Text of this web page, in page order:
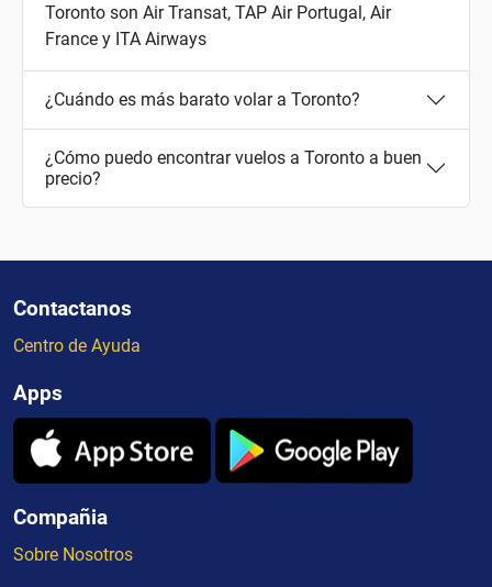
Toronto son Air Transat, TAP Air Portugal, Air
France y ITA Airways
¿Cuándo es más barato volar a Toronto?
¿Cómo puedo encontrar vuelos a Toronto a buen
precio?
Contactanos
Centro de Ayuda
Apps
Compañia
Sobre Nosotros